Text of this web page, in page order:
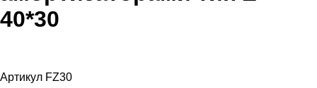
40*30
Артикул FZ30